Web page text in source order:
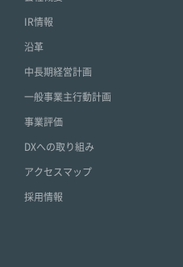
IR情報
沿革
中長期経営計画
一般事業主行動計画
事業評価
DXへの取り組み
アクセスマップ
採用情報